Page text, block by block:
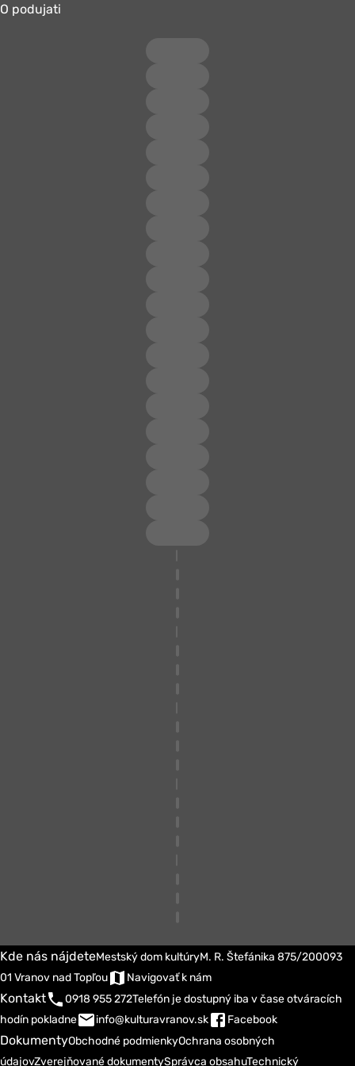
O podujati
Kde nás nájdeteMestský dom kultúryM. R. Štefánika 875/200093
01 Vranov nad Topľou
Navigovať k nám
Kontakt 0918 955 272Telefón je dostupný iba v čase otváracích
hodín pokladne
info@kulturavranov.sk Facebook
DokumentyObchodné podmienkyOchrana osobných
údajovZverejňované dokumentySprávca obsahuTechnický